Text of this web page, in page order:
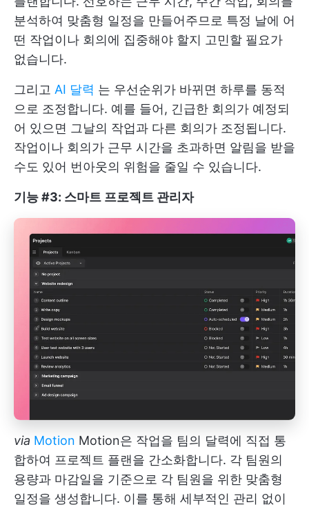
분석하여 맞춤형 일정을 만들어주므로 특정 날에 어
떤 작업이나 회의에 집중해야 할지 고민할 필요가
없습니다.
그리고 AI 달력 는 우선순위가 바뀌면 하루를 동적
으로 조정합니다. 예를 들어, 긴급한 회의가 예정되
어 있으면 그날의 작업과 다른 회의가 조정됩니다.
작업이나 회의가 근무 시간을 초과하면 알림을 받을
수도 있어 번아웃의 위험을 줄일 수 있습니다.
기능 #3: 스마트 프로젝트 관리자
via Motion Motion은 작업을 팀의 달력에 직접 통
합하여 프로젝트 플랜을 간소화합니다. 각 팀원의
용량과 마감일을 기준으로 각 팀원을 위한 맞춤형
일정을 생성합니다. 이를 통해 세부적인 관리 없이